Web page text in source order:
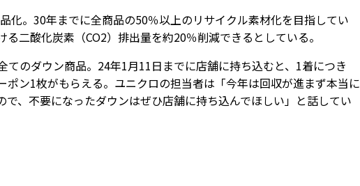
化。30年までに全商品の50％以上のリサイクル素材化を目指してい
二酸化炭素（CO2）排出量を約20％削減できるとしている。
のダウン商品。24年1月11日までに店舗に持ち込むと、1着につき
ン1枚がもらえる。ユニクロの担当者は「今年は回収が進まず本当に
、不要になったダウンはぜひ店舗に持ち込んでほしい」と話してい